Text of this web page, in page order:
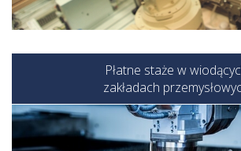
Płatne staże w
zakładach